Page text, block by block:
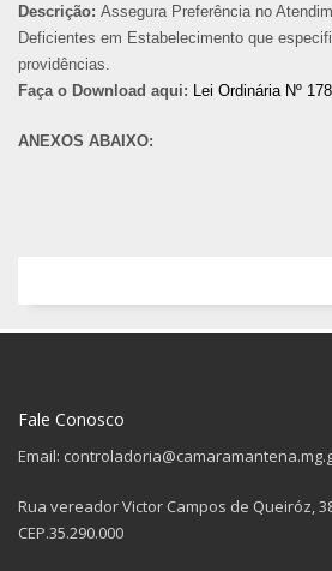
Descrição: Assegura Preferência no
Deficientes em Estabelecimento que
providências.
Faça o Download aqui: Lei Ordinária Nº
ANEXOS ABAIXO:
Fale Conosco
Email:
Rua vereador Victor Campos de Queiróz,
CEP.35.290.000